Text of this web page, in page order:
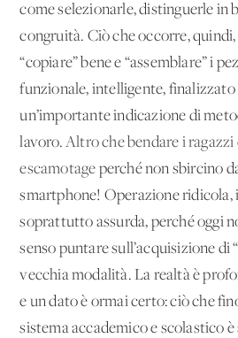
come selezionarle, distinguerle in
congruità. Ciò che occorre,
“copiare” bene e “assemblare” i
funzionale, intelligente, finalizzato
un’importante indicazione di
lavoro.Altro che bendare i
escamotage perché non sbircino
smartphone! Operazione ridicola,
soprattutto assurda, perché oggi
senso puntare sull’acquisizione di
vecchia modalità. La realtà è
e un dato è ormai certo: ciò che
sistema accademico e scolastico